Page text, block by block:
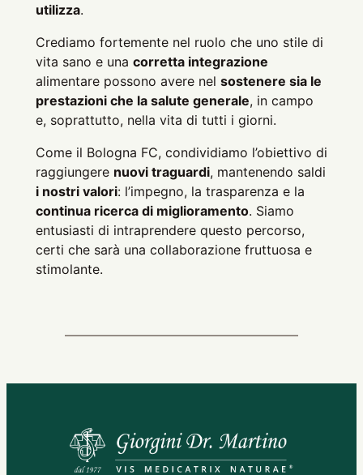
utilizza.
Crediamo fortemente nel ruolo che uno stile di
vita sano e una corretta integrazione
alimentare possono avere nel sostenere sia le
prestazioni che la salute generale, in campo
e, soprattutto, nella vita di tutti i giorni.
Come il Bologna FC, condividiamo l’obiettivo di
raggiungere nuovi traguardi, mantenendo saldi
i nostri valori: l’impegno, la trasparenza e la
continua ricerca di miglioramento. Siamo
entusiasti di intraprendere questo percorso,
certi che sarà una collaborazione fruttuosa e
stimolante.